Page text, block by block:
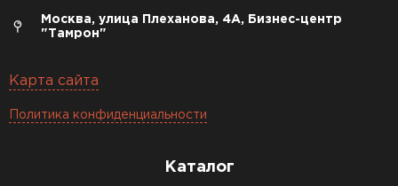
Москва, улица Плеханова, 4А, Бизнес-центр
"Тамрон"
Карта сайта
Политика конфиденциальности
Каталог